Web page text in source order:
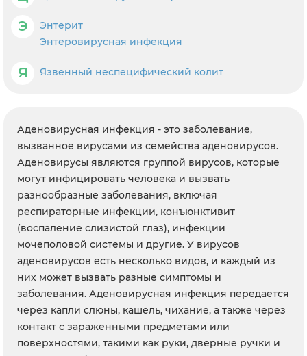
Э
Энтерит
Энтеровирусная инфекция
Я Язвенный неспецифический колит
Аденовирусная инфекция - это заболевание,
вызванное вирусами из семейства аденовирусов.
Аденовирусы являются группой вирусов, которые
могут инфицировать человека и вызвать
разнообразные заболевания, включая
респираторные инфекции, конъюнктивит
(воспаление слизистой глаз), инфекции
мочеполовой системы и другие. У вирусов
аденовирусов есть несколько видов, и каждый из
них может вызвать разные симптомы и
заболевания. Аденовирусная инфекция передается
через капли слюны, кашель, чихание, а также через
контакт с зараженными предметами или
поверхностями, такими как руки, дверные ручки и